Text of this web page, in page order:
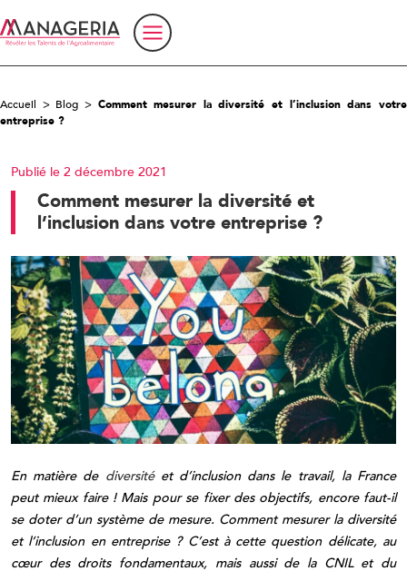
Accueil > Blog > Comment mesurer la diversité et l’inclusion dans votre
entreprise ?
Publié le 2 décembre 2021
Comment mesurer la diversité et
l’inclusion dans votre entreprise ?
En matière de diversitéet d’inclusion dans le travail, la France
peut mieux faire ! Mais pour se fixer des objectifs, encore faut-il
se doter d’un système de mesure. Comment mesurer la diversité
et l’inclusion en entreprise ? C’est à cette question délicate, au
cœur des droits fondamentaux, mais aussi de la CNIL et du